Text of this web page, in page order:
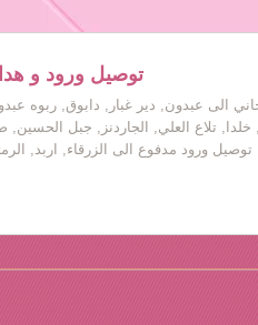
توصيل ورود و
الى عبدون, دير غبار, دابوق, ربوه
خلدا, تلاع العلي, الجاردنز, جبل الحسين,
توصيل ورود مدفوع الى الزرقاء, اربد,